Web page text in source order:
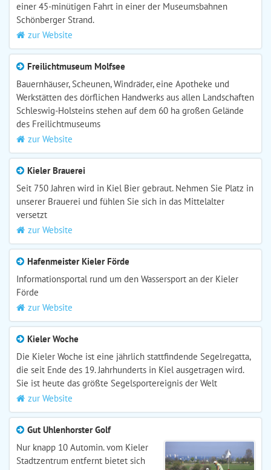
einer 45-minütigen Fahrt in einer der Museumsbahnen
Schönberger Strand.
zur Website
Freilichtmuseum Molfsee
Bauernhäuser, Scheunen, Windräder, eine Apotheke und
Werkstätten des dörflichen Handwerks aus allen Landschaften
Schleswig-Holsteins stehen auf dem 60 ha großen Gelände
des Freilichtmuseums
zur Website
Kieler Brauerei
Seit 750 Jahren wird in Kiel Bier gebraut. Nehmen Sie Platz in
unserer Brauerei und fühlen Sie sich in das Mittelalter
versetzt
zur Website
Hafenmeister Kieler Förde
Informationsportal rund um den Wassersport an der Kieler
Förde
zur Website
Kieler Woche
Die Kieler Woche ist eine jährlich stattfindende Segelregatta,
die seit Ende des 19. Jahrhunderts in Kiel ausgetragen wird.
Sie ist heute das größte Segelsportereignis der Welt
zur Website
Gut Uhlenhorster Golf
Nur knapp 10 Automin. vom Kieler
Stadtzentrum entfernt bietet sich